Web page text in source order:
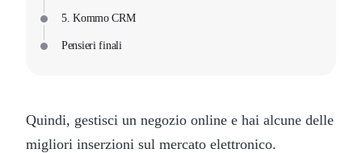
5. Kommo CRM
Pensieri finali
Quindi, gestisci un negozio online e hai alcune delle
migliori inserzioni sul mercato elettronico.